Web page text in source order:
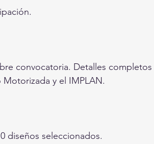
convocatoria. Detalles completos
y el IMPLAN.
diseños seleccionados.